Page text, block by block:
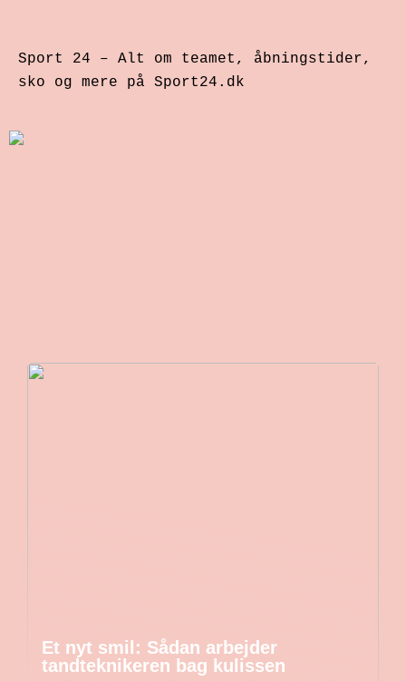
Sport 24 – Alt om teamet, åbningstider,
sko og mere på Sport24.dk
Et nyt smil: Sådan arbejder
tandteknikeren bag kulissen